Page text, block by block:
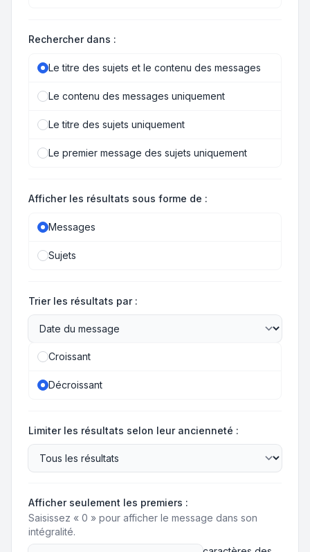
Rechercher dans :
Le titre des sujets et le contenu des messages
Le contenu des messages uniquement
Le titre des sujets uniquement
Le premier message des sujets uniquement
Afficher les résultats sous forme de :
Messages
Sujets
Trier les résultats par :
Croissant
Décroissant
Limiter les résultats selon leur ancienneté :
Afficher seulement les premiers :
Saisissez « 0 » pour afficher le message dans son
intégralité.